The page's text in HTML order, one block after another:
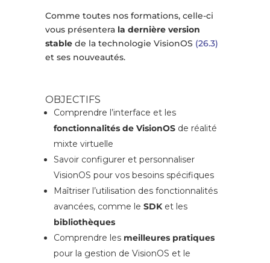
Comme toutes nos formations, celle-ci
vous présentera la dernière version
stablede la technologie VisionOS (26.3)
et ses nouveautés.
OBJECTIFS
Comprendre l’interface et les
fonctionnalités de VisionOS de réalité
mixte virtuelle
Savoir configurer et personnaliser
VisionOS pour vos besoins spécifiques
Maîtriser l’utilisation des fonctionnalités
avancées, comme le SDKet les
bibliothèques
Comprendre les meilleures pratiques
pour la gestion de VisionOS et le